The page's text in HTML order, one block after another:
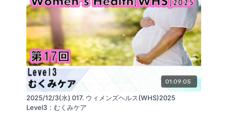
01:09:05
2025/12/3(水) 017. ウィメンズヘルス(WHS)2025
Level3：むくみケア